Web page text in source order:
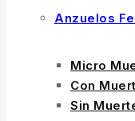
Anzuelos
Micro
Con
Sin